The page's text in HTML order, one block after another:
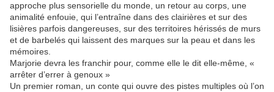
approche plus sensorielle du monde, un retour au corps, une
animalité enfouie, qui l’entraîne dans des clairières et sur des
lisières parfois dangereuses, sur des territoires hérissés de murs
et de barbelés qui laissent des marques sur la peau et dans les
mémoires.
Marjorie devra les franchir pour, comme elle le dit elle-même, «
arrêter d’errer à genoux »
Un premier roman, un conte qui ouvre des pistes multiples où l’on